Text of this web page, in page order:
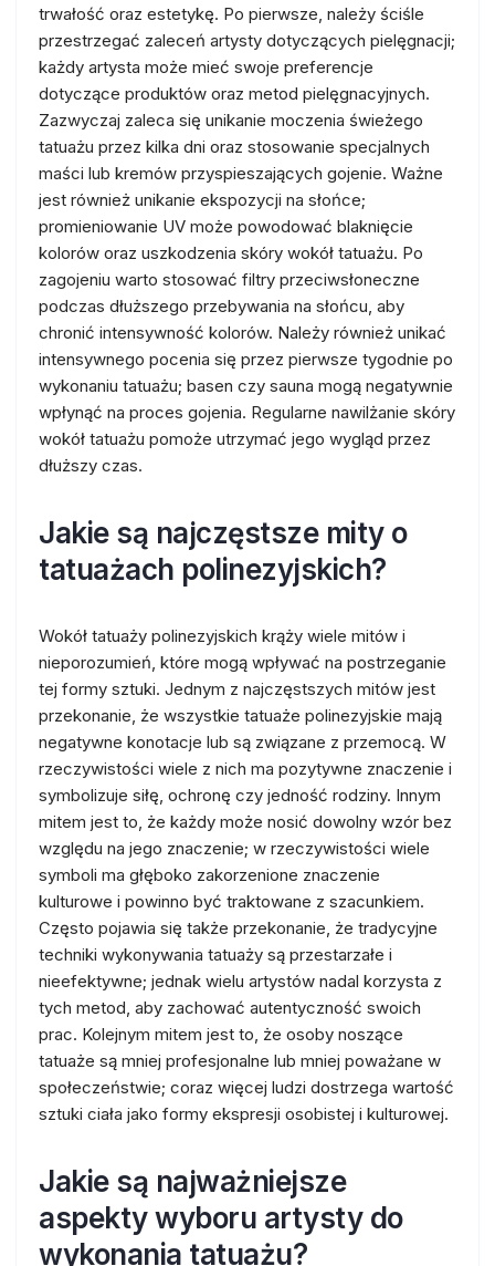
trwałość oraz estetykę. Po pierwsze, należy ściśle
przestrzegać zaleceń artysty dotyczących pielęgnacji;
każdy artysta może mieć swoje preferencje
dotyczące produktów oraz metod pielęgnacyjnych.
Zazwyczaj zaleca się unikanie moczenia świeżego
tatuażu przez kilka dni oraz stosowanie specjalnych
maści lub kremów przyspieszających gojenie. Ważne
jest również unikanie ekspozycji na słońce;
promieniowanie UV może powodować blaknięcie
kolorów oraz uszkodzenia skóry wokół tatuażu. Po
zagojeniu warto stosować filtry przeciwsłoneczne
podczas dłuższego przebywania na słońcu, aby
chronić intensywność kolorów. Należy również unikać
intensywnego pocenia się przez pierwsze tygodnie po
wykonaniu tatuażu; basen czy sauna mogą negatywnie
wpłynąć na proces gojenia. Regularne nawilżanie skóry
wokół tatuażu pomoże utrzymać jego wygląd przez
dłuższy czas.
Jakie są najczęstsze mity o
tatuażach polinezyjskich?
Wokół tatuaży polinezyjskich krąży wiele mitów i
nieporozumień, które mogą wpływać na postrzeganie
tej formy sztuki. Jednym z najczęstszych mitów jest
przekonanie, że wszystkie tatuaże polinezyjskie mają
negatywne konotacje lub są związane z przemocą. W
rzeczywistości wiele z nich ma pozytywne znaczenie i
symbolizuje siłę, ochronę czy jedność rodziny. Innym
mitem jest to, że każdy może nosić dowolny wzór bez
względu na jego znaczenie; w rzeczywistości wiele
symboli ma głęboko zakorzenione znaczenie
kulturowe i powinno być traktowane z szacunkiem.
Często pojawia się także przekonanie, że tradycyjne
techniki wykonywania tatuaży są przestarzałe i
nieefektywne; jednak wielu artystów nadal korzysta z
tych metod, aby zachować autentyczność swoich
prac. Kolejnym mitem jest to, że osoby noszące
tatuaże są mniej profesjonalne lub mniej poważane w
społeczeństwie; coraz więcej ludzi dostrzega wartość
sztuki ciała jako formy ekspresji osobistej i kulturowej.
Jakie są najważniejsze
aspekty wyboru artysty do
wykonania tatuażu?